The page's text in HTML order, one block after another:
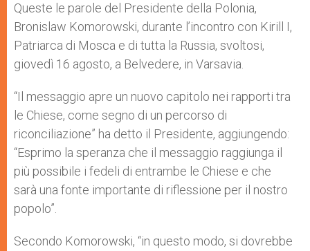
Queste le parole del Presidente della Polonia,
Bronislaw Komorowski, durante l’incontro con Kirill I,
Patriarca di Mosca e di tutta la Russia, svoltosi,
giovedì 16 agosto, a Belvedere, in Varsavia.
“Il messaggio apre un nuovo capitolo nei rapporti tra
le Chiese, come segno di un percorso di
riconciliazione” ha detto il Presidente, aggiungendo:
“Esprimo la speranza che il messaggio raggiunga il
più possibile i fedeli di entrambe le Chiese e che
sarà una fonte importante di riflessione per il nostro
popolo”.
Secondo Komorowski, “in questo modo, si dovrebbe